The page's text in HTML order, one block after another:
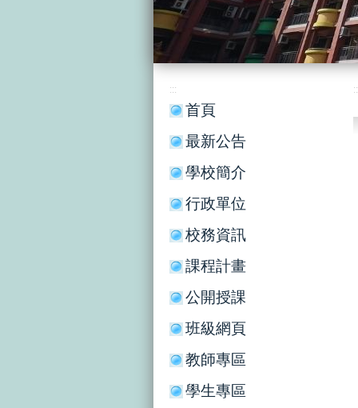
:::
首頁
最新公告
學校簡介
行政單位
校務資訊
課程計畫
公開授課
班級網頁
教師專區
學生專區